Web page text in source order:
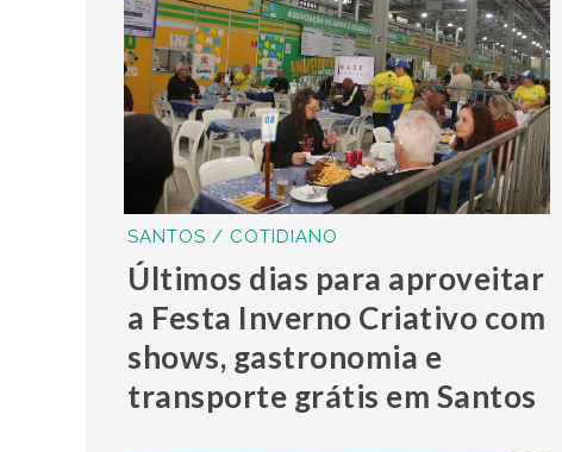
SANTOS / COTIDIANO
Últimos dias para aproveitar
a Festa Inverno Criativo com
shows, gastronomia e
transporte grátis em Santos